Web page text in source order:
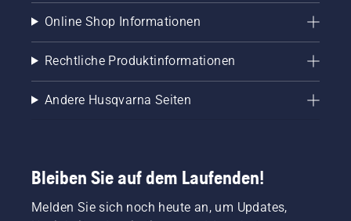
Online Shop Informationen
Rechtliche Produktinformationen
Andere Husqvarna Seiten
Bleiben Sie auf dem Laufenden!
Melden Sie sich noch heute an, um Updates,